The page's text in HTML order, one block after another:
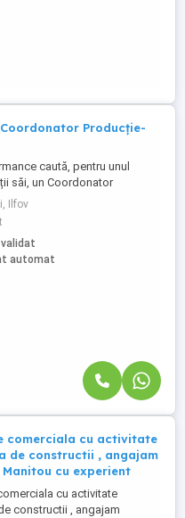
Producție-
caută, pentru unul
săi, un Coordonator
și implicat, care să
fluxul de producție și echipa
Coordonarea
Supravegherea
a calității Gestionarea
Ilfov
automat
comerciala cu activitate
de constructii , angajam
cu experient
cu activitate
constructii , angajam